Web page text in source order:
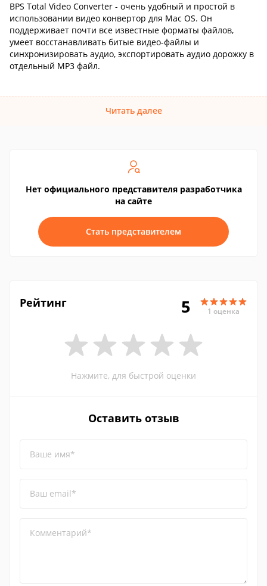
BPS Total Video Converter - очень удобный и простой в
использовании видео конвертор для Mac OS. Он
поддерживает почти все известные форматы файлов,
умеет восстанавливать битые видео-файлы и
синхронизировать аудио, экспортировать аудио дорожку в
отдельный MP3 файл.
Читать далее
Нет официального представителя разработчика
на сайте
Стать представителем
Рейтинг 5 1 оценка
Нажмите, для быстрой оценки
Оставить отзыв
Ваше имя*
Ваш email*
Комментарий*